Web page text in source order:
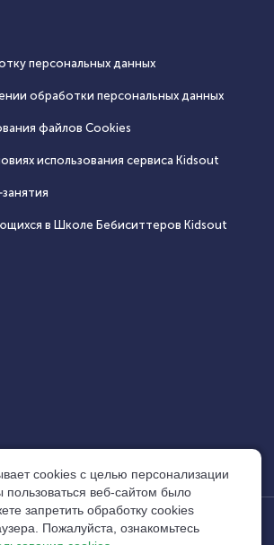
персональных данных
обработки персональных данных
файлов Cookies
использования сервиса Кidsout
в Школе Бебиситтеров Kidsout
Все права защищены.
build:
cookies с целью персонализации
пользоваться веб-сайтом было
запретить обработку сookies
Пожалуйста, ознакомьтесь